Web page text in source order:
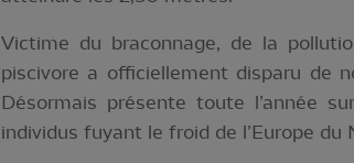
Victime du braconnage, de la
piscivore a officiellement disparu de
Désormais présente toute l’année
individus fuyant le froid de l’Europe du